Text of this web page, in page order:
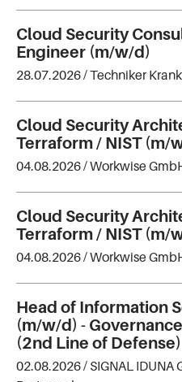
Cloud Security
Engineer (m/w/d)
28.07.2026 /Techniker
Cloud Security
Terraform / NIST (m/
04.08.2026 /Workwise
Cloud Security
Terraform / NIST (m/
04.08.2026 /Workwise
Head of Information
(m/w/d) -
(2nd Line of Defense)
02.08.2026 / SIGNAL IDUNA